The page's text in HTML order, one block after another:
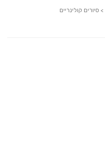
> סיורים קולינריים